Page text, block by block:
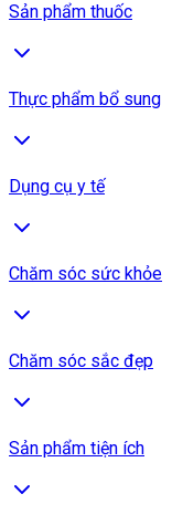
Sản phẩm thuốc
Thực phẩm bổ sung
Dụng cụ y tế
Chăm sóc sức khỏe
Chăm sóc sắc đẹp
Sản phẩm tiện ích